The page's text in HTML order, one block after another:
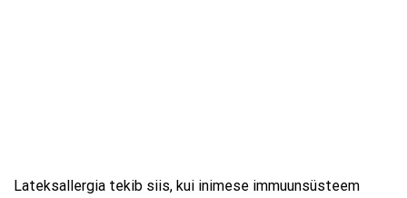
Lateksallergia tekib siis, kui inimese immuunsüsteem